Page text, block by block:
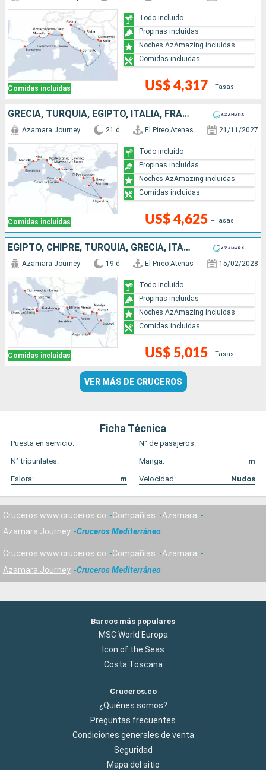
Comidas incluidas US$ 4,317 +Tasas
Todo incluido
Propinas incluidas
Noches AzAmazing incluidas
Comidas incluidas
GRECIA, TURQUÍA, EGIPTO, ITALIA, FRANCIA, ESPAÑA
Comidas incluidas
Azamara Journey 21 d El Pireo Atenas 21/11/2027
US$ 4,625 +Tasas
Todo incluido
Propinas incluidas
Noches AzAmazing incluidas
Comidas incluidas
EGIPTO, CHIPRE, TURQUÍA, GRECIA, ITALIA
Comidas incluidas
Azamara Journey 19 d El Pireo Atenas 15/02/2028
US$ 5,015 +Tasas
Todo incluido
Propinas incluidas
Noches AzAmazing incluidas
Comidas incluidas
VER MÁS DE CRUCEROS
Ficha Técnica
Puesta en servicio:
N° de pasajeros:
N° tripunlates:
Manga:
m
Eslora:
m Velocidad: Nudos
Cruceros www.cruceros.co Compañías
Azamara
Azamara Journey
Cruceros Mediterráneo
Cruceros www.cruceros.co Compañías
Azamara
Azamara Journey
Cruceros Mediterráneo
Barcos más populares
MSC World Europa
Icon of the Seas
Costa Toscana
Cruceros.co
¿Quiénes somos?
Preguntas frecuentes
Condiciones generales de venta
Seguridad
Mapa del sitio